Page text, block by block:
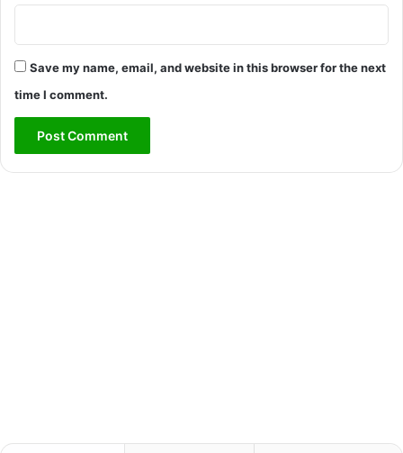
Save my name, email, and website in this browser for the next
time I comment.